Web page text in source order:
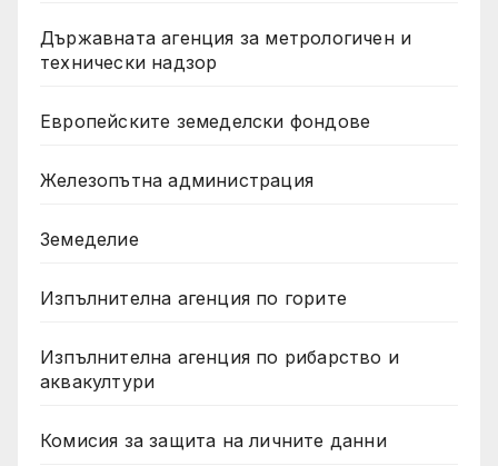
Държавната агенция за метрологичен и
технически надзор
Европейските земеделски фондове
Железопътна администрация
Земеделие
Изпълнителна агенция по горите
Изпълнителна агенция по рибарство и
аквакултури
Комисия за защита на личните данни